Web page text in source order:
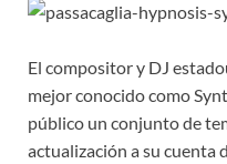
El compositor y DJ
mejor conocido como
público un conjunto de
actualización a su cuenta